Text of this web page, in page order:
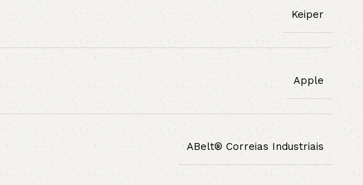
Keiper
Apple
ABelt® Correias Industriais